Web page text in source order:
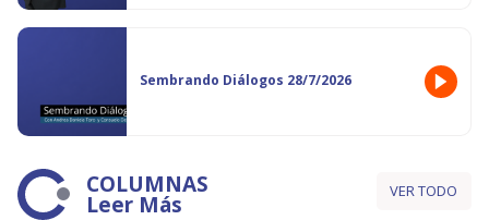
Sembrando Diálogos 28/7/2026
COLUMNAS
Leer Más VER TODO